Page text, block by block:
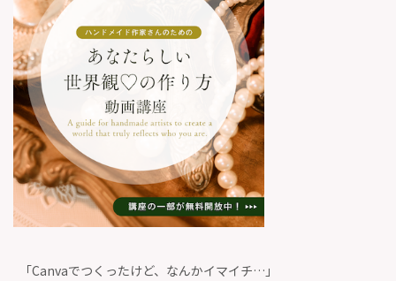
「Canvaでつくったけど、なんかイマイチ…」